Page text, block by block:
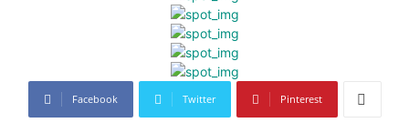
Facebook Twitter Pinterest